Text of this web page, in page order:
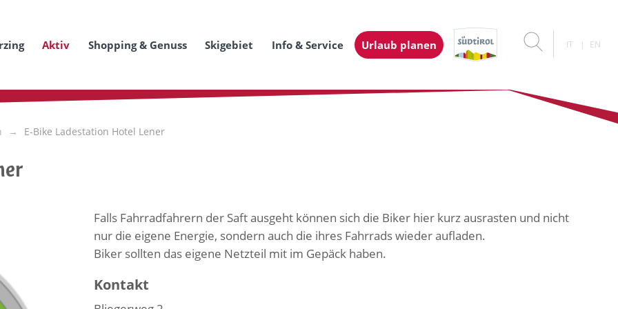
Aktiv Shopping & Genuss Skigebiet Info & Service Urlaub planen IT EN
E-Bike Ladestation Hotel Lener
Falls Fahrradfahrern der Saft ausgeht können sich die Biker hier kurz ausrasten und nicht
nur die eigene Energie, sondern auch die ihres Fahrrads wieder aufladen.
Biker sollten das eigene Netzteil mit im Gepäck haben.
Kontakt